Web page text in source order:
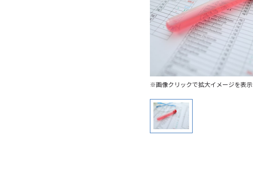
※画像クリックで拡大イメージを表示